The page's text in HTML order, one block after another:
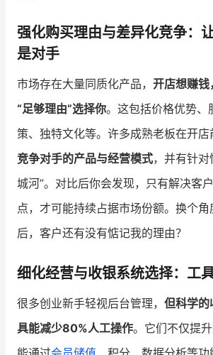
强化购买理由与差异化竞争：
是对手
市场存在大量同质化产品， 开店想赚钱
“足够理由”选择你。这包括价格优势、
策、独特文化等。许多成熟老板在开店
竞争对手的产品与经营模式，并有针对
城河”。对比后你会发现，只有解决客
点，才可能持续占据市场份额。换个
后，客户还有没有惦记我的理由？
细化经营与收银系统选择：工
很多创业新手轻视后台管理， 但科学的
具能减少80%人工操作。它们不仅提